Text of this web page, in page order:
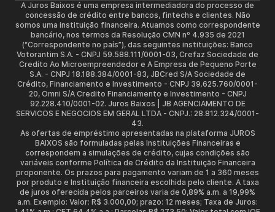
A Juros Baixos é uma empresa intermediadora do processo de
concessão de crédito entre bancos, fintechs e clientes. Não
somos uma instituição financeira. Atuamos como correspondente
bancário, nos termos da Resolução CMN nº 4.935 de 2021
(“Correspondente no país”), das seguintes instituições: Banco
Votorantim S.A. - CNPJ 59.588.111/0001-03, Crefaz Sociedade de
Credito Ao Microempreendedor e A Empresa de Pequeno Porte
S.A. - CNPJ 18.188.384/0001-83, JBCred S/A Sociedade de
Crédito, Financiamento e Investimento - CNPJ 39.625.760/0001-
20, Omni S/A Credito Financiamento e Investimento - CNPJ
92.228.410/0001-02. Juros Baixos | JB AGENCIAMENTO DE
SERVICOS E NEGOCIOS EM GERAL LTDA - CNPJ.: 28.812.324/0001-
43.
As ofertas de empréstimo apresentadas na plataforma JUROS
BAIXOS são formuladas pelas Instituições Financeiras e
correspondem a simulações de crédito, cujas condições são
variáveis conforme Política de Crédito da Instituição Financeira
proponente. Os prazos para pagamento variam de 1 a 360 meses
por produto e Instituição financeira escolhida pelo cliente. A taxa
de juros oferecida pelos parceiros varia de 0,89% a.m. a 19,99%
a.m. Exemplo: Valor: R$ 3.000,00; prazo: 12 meses; Taxa de Juros: